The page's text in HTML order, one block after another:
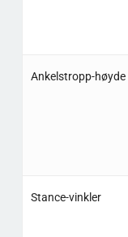
Ankelstropp-høyde
Stance-vinkler